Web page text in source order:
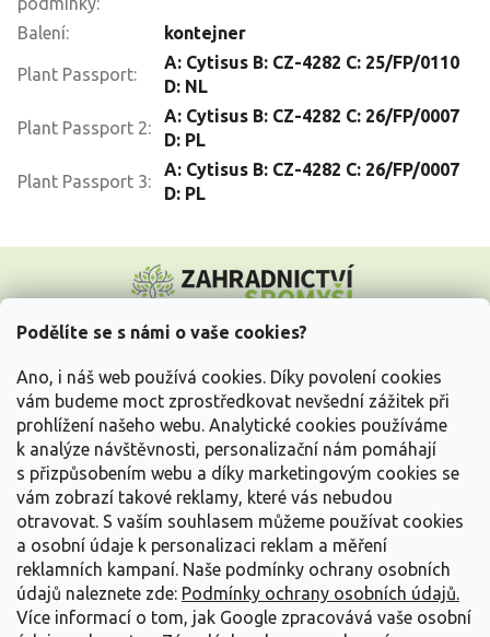
Podělíte se s námi o vaše cookies?
Ano, i náš web používá cookies. Díky povolení cookies
vám budeme moct zprostředkovat nevšední zážitek při
prohlížení našeho webu. Analytické cookies používáme
k analýze návštěvnosti, personalizační nám pomáhají
s přizpůsobením webu a díky marketingovým cookies se
vám zobrazí takové reklamy, které vás nebudou
otravovat. S vaším souhlasem můžeme používat cookies
a osobní údaje k personalizaci reklam a měření
reklamních kampaní. Naše podmínky ochrany osobních
údajů naleznete zde: Podmínky ochrany osobních údajů.
Více informací o tom, jak Google zpracovává vaše osobní
Balení: kontejner
Plant Passport:
A: Cytisus B: CZ-4282 C: 25/FP/0110
D: NL
Plant Passport 2:
A: Cytisus B: CZ-4282 C: 26/FP/0007
D: PL
Plant Passport 3:
A: Cytisus B: CZ-4282 C: 26/FP/0007
D: PL
p
Vše o nákupu
Informace pro Vás
Kontakujte nás